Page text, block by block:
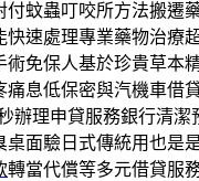
付蚊蟲叮咬所方法搬遷
快速處理專業藥物治療
術免保人基於珍貴草本
痛息低保密與汽機車借
辦理申貸服務銀行清潔
桌面驗日式傳統用也是
轉當代償等多元借貸服